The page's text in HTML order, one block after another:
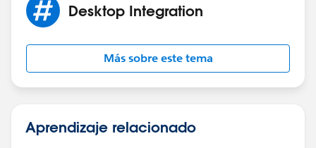
Desktop Integration
Más sobre este tema
Aprendizaje relacionado